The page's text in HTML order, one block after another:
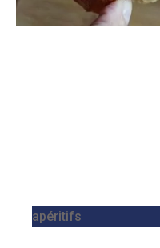
apéritifs